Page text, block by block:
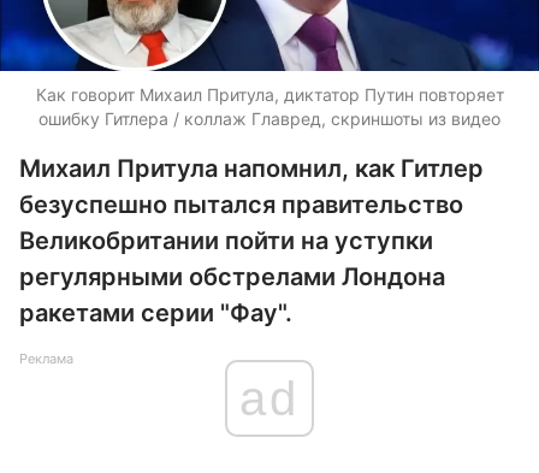
Как говорит Михаил Притула, диктатор Путин повторяет
ошибку Гитлера / коллаж Главред, скриншоты из видео
Михаил Притула напомнил, как Гитлер
безуспешно пытался правительство
Великобритании пойти на уступки
регулярными обстрелами Лондона
ракетами серии "Фау".
Реклама
ad